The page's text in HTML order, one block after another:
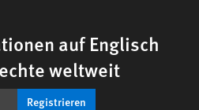
auf Englisch
weltweit
Registrieren